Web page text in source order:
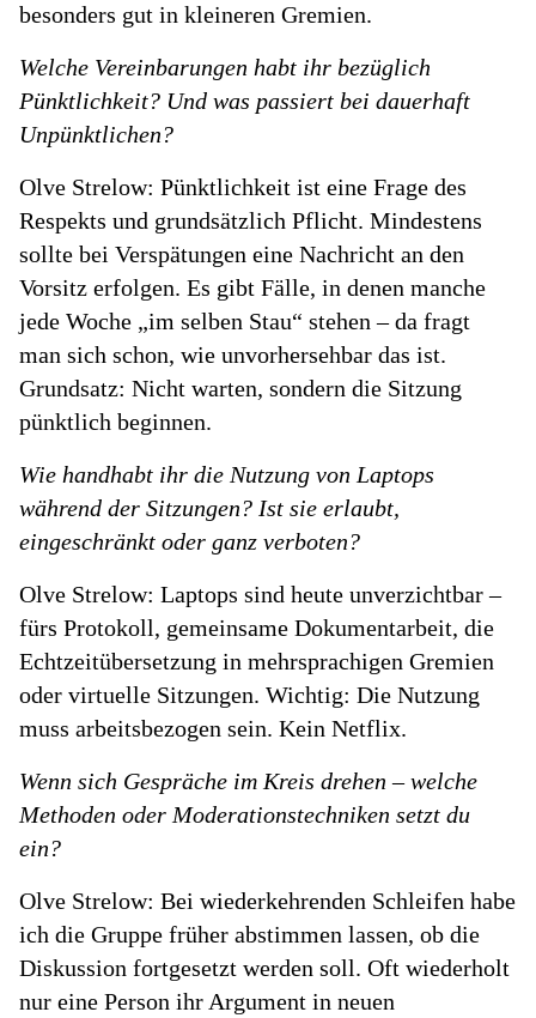
besonders gut in kleineren Gremien.
Welche Vereinbarungen habt ihr bezüglich
Pünktlichkeit? Und was passiert bei dauerhaft
Unpünktlichen?
Olve Strelow: Pünktlichkeit ist eine Frage des
Respekts und grundsätzlich Pflicht. Mindestens
sollte bei Verspätungen eine Nachricht an den
Vorsitz erfolgen. Es gibt Fälle, in denen manche
jede Woche „im selben Stau“ stehen – da fragt
man sich schon, wie unvorhersehbar das ist.
Grundsatz: Nicht warten, sondern die Sitzung
pünktlich beginnen.
Wie handhabt ihr die Nutzung von Laptops
während der Sitzungen? Ist sie erlaubt,
eingeschränkt oder ganz verboten?
Olve Strelow: Laptops sind heute unverzichtbar –
fürs Protokoll, gemeinsame Dokumentarbeit, die
Echtzeitübersetzung in mehrsprachigen Gremien
oder virtuelle Sitzungen. Wichtig: Die Nutzung
muss arbeitsbezogen sein. Kein Netflix.
Wenn sich Gespräche im Kreis drehen – welche
Methoden oder Moderationstechniken setzt du
ein?
Olve Strelow: Bei wiederkehrenden Schleifen habe
ich die Gruppe früher abstimmen lassen, ob die
Diskussion fortgesetzt werden soll. Oft wiederholt
nur eine Person ihr Argument in neuen